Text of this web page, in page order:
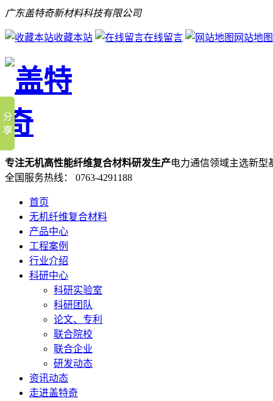
广东盖特奇新材料科技有限公司
收藏本站 在线留言 网站地图
专注无机高性能纤维复合材料研发生产电力通信领域主选新型
全国服务热线：
0763-4291188
首页
无机纤维复合材料
产品中心
工程案例
行业介绍
科研中心
科研实验室
科研团队
论文、专利
联合院校
联合企业
研发动态
资讯动态
走进盖特奇